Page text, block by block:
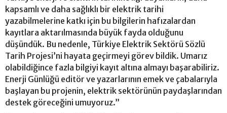
kapsamlı ve daha sağlıklı bir elektrik tarihi
yazabilmelerine katkı için bu bilgilerin hafızalardan
kayıtlara aktarılmasında büyük fayda olduğunu
düşündük. Bu nedenle, Türkiye Elektrik Sektörü Sözlü
Tarih Projesi’ni hayata geçirmeyi görev bildik. Umarız
olabildiğince fazla bilgiyi kayıt altına almayı başarabiliriz.
Enerji Günlüğü editör ve yazarlarının emek ve çabalarıyla
başlayan bu projenin, elektrik sektörünün paydaşlarından
destek göreceğini umuyoruz.”